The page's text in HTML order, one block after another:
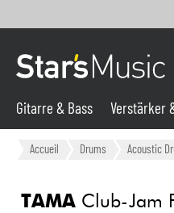
Gitarre & Bass
Synths &
Gitarre & Bass Verstärker
Accueil Drums Acoustic
TAMAClub-Jam